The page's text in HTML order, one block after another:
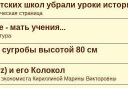
школ убрали уроки
страница
- мать учения...
высотой 80 см
и его Колокол
экономиста Кириллиной Марины Викторовны